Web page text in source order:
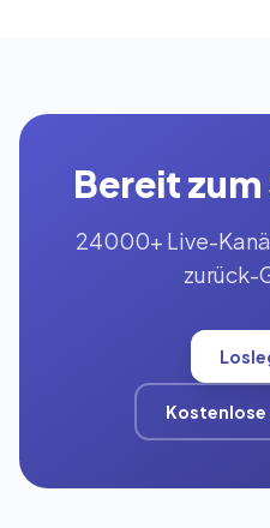
Bereit
24000+ Live-
zurück-
Kostenlose